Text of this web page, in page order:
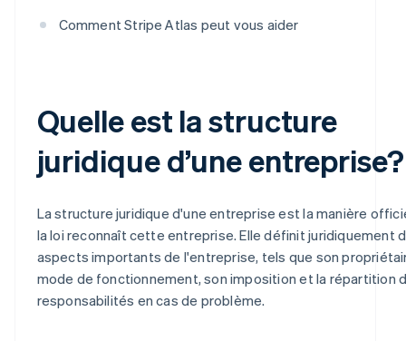
Comment Stripe Atlas peut vous aider
Quelle est la structure
juridique d’une entreprise?
La structure juridique d'une entreprise est la manière
la loi reconnaît cette entreprise. Elle définit juridiquement
aspects importants de l'entreprise, tels que son
mode de fonctionnement, son imposition et la répartition
responsabilités en cas de problème.